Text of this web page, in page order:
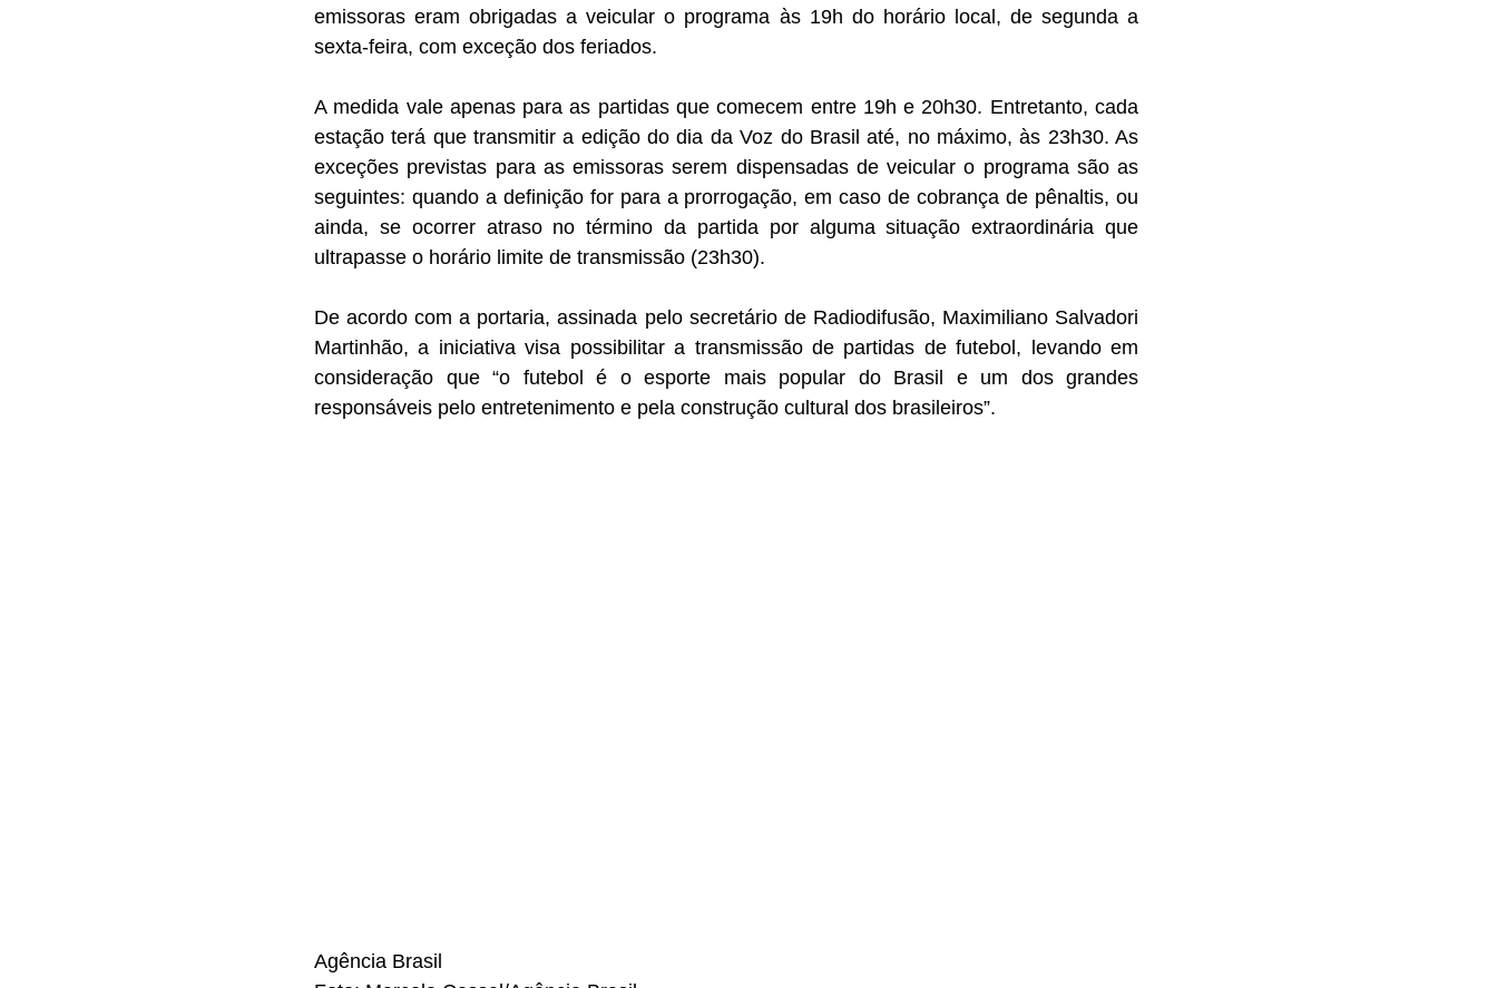
emissoras eram obrigadas a veicular o programa às 19h do horário local, de segunda a
sexta-feira, com exceção dos feriados.
A medida vale apenas para as partidas que comecem entre 19h e 20h30. Entretanto, cada
estação terá que transmitir a edição do dia da Voz do Brasil até, no máximo, às 23h30. As
exceções previstas para as emissoras serem dispensadas de veicular o programa são as
seguintes: quando a definição for para a prorrogação, em caso de cobrança de pênaltis, ou
ainda, se ocorrer atraso no término da partida por alguma situação extraordinária que
ultrapasse o horário limite de transmissão (23h30).
De acordo com a portaria, assinada pelo secretário de Radiodifusão, Maximiliano Salvadori
Martinhão, a iniciativa visa possibilitar a transmissão de partidas de futebol, levando em
consideração que “o futebol é o esporte mais popular do Brasil e um dos grandes
responsáveis pelo entretenimento e pela construção cultural dos brasileiros”.
Agência Brasil